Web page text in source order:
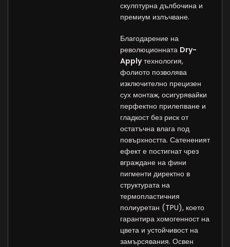
скулптурна дълбочина и
премиум излъчване.
Благодарение на
революционната Dry-
Applyтехнология,
фолиото позволява
изключително прецизен
сух монтаж, осигурявайки
перфектно прилепване и
гладкост без риск от
остатъчна влага под
повърхността. Сатененият
ефект е постигнат чрез
вграждане на фини
пигменти директно в
структурата на
термопластичния
полиуретан (TPU), което
гарантира хомогенност на
цвета и устойчивост на
замърсявания. Освен